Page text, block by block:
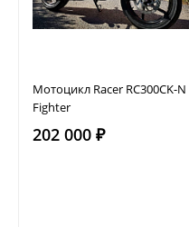
Мотоцикл Racer RC300CK-N
Fighter
202 000 ₽